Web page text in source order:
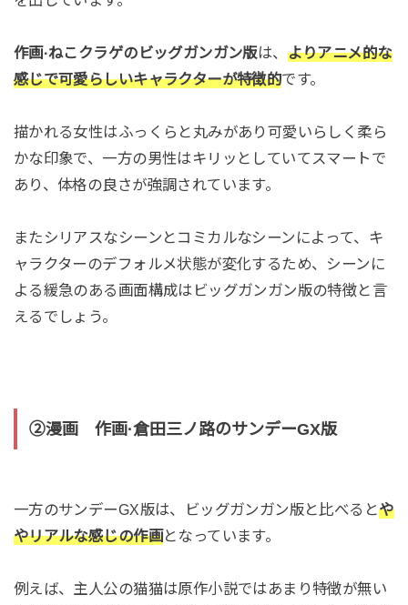
作画·ねこクラゲのビッグガンガン版は、 よりアニメ的な
感じで可愛らしいキャラクターが特徴的です。
描かれる女性はふっくらと丸みがあり可愛いらしく柔ら
かな印象で、一方の男性はキリッとしていてスマートで
あり、体格の良さが強調されています。
またシリアスなシーンとコミカルなシーンによって、キ
ャラクターのデフォルメ状態が変化するため、シーンに
よる緩急のある画面構成はビッグガンガン版の特徴と言
えるでしょう。
②漫画 作画·倉田三ノ路のサンデーGX版
一方のサンデーGX版は、ビッグガンガン版と比べるとや
やリアルな感じの作画となっています。
例えば、主人公の猫猫は原作小説ではあまり特徴が無い